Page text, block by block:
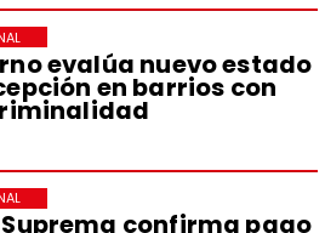
evalúa nuevo estado
en barrios con
confirma pago